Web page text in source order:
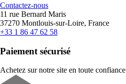
Contactez-nous
11 rue Bernard Maris
37270 Montlouis-sur-Loire, France
+33 1 86 47 62 58
Paiement sécurisé
Achetez sur notre site en toute confiance